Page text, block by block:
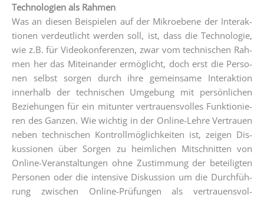
Tech­no­lo­gien als Rah­men
Was an die­sen Bei­spie­len auf der Mikroebe­ne der Inter­ak­
tio­nen ver­deut­licht wer­den soll, ist, dass die Tech­no­lo­gie,
wie z.B. für Video­kon­fe­ren­zen, zwar vom tech­ni­schen Rah­
men her das Mit­ein­an­der ermög­licht, doch erst die Per­so­
nen selbst sor­gen durch ihre gemein­sa­me Inter­ak­ti­on
inner­halb der tech­ni­schen Umge­bung mit per­sön­li­chen
Bezie­hun­gen für ein mit­un­ter ver­trau­ens­vol­les Funk­tio­nie­
ren des Gan­zen. Wie wich­tig in der Online-Leh­re Ver­trau­en
neben tech­ni­schen Kon­troll­mög­lich­kei­ten ist, zei­gen Dis­
kus­sio­nen über Sor­gen zu heim­li­chen Mit­schnit­ten von
Online-Ver­an­stal­tun­gen ohne Zustim­mung der betei­lig­ten
Per­so­nen oder die inten­si­ve Dis­kus­si­on um die Durch­füh­
rung zwi­schen Online-Prü­fun­gen als ver­trau­ens­vol­